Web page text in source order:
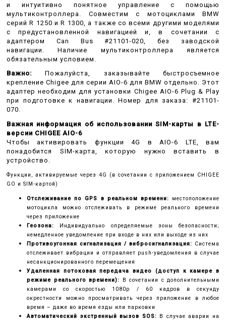
и интуитивно понятное управление с помощью
мультиконтроллера.
Совместим с мотоциклами BMW
серий R 1250 и R 1300, а также со всеми другими моделями
с предустановленной навигацией и, в сочетании с
адаптером Can Bus #21101-020, без заводской
навигации.
Наличие мультиконтроллера является
обязательным условием.
Важно:
Пожалуйста, заказывайте быстросъемное
крепление Chigee для серии AIO-6 для BMW отдельно. Этот
адаптер необходим для установки Chigee AIO-6 Plug & Play
при подготовке к навигации. Номер для заказа: #21101-
070.
Важная информация об использовании SIM-карты в LTE-
версии CHIGEE AIO-6
Чтобы активировать функции 4G в AIO-6 LTE, вам
понадобится SIM-карта, которую нужно вставить в
устройство.
Функции, активируемые через 4G (в сочетании с приложением CHIGEE
GO и SIM-картой)
Отслеживание по GPS в реальном времени:
местоположение
мотоцикла можно отслеживать в режиме реального времени
через приложение
Геозона:
Индивидуально определяемые зоны безопасности;
немедленное уведомление при входе в них или выходе из них
Противоугонная сигнализация / вибросигнализация: Система
отслеживает вибрации и отправляет push-уведомления в случае
несанкционированного перемещения
Удаленная потоковая передача видео (доступ к камере в
режиме реального времени):
В сочетании с дополнительными
камерами со скоростью 1080p / 60 кадров в секунду
окрестности можно просматривать через приложение в любое
время – даже во время езды или парковки
Автоматический экстренный вызов SOS: В случае аварии на